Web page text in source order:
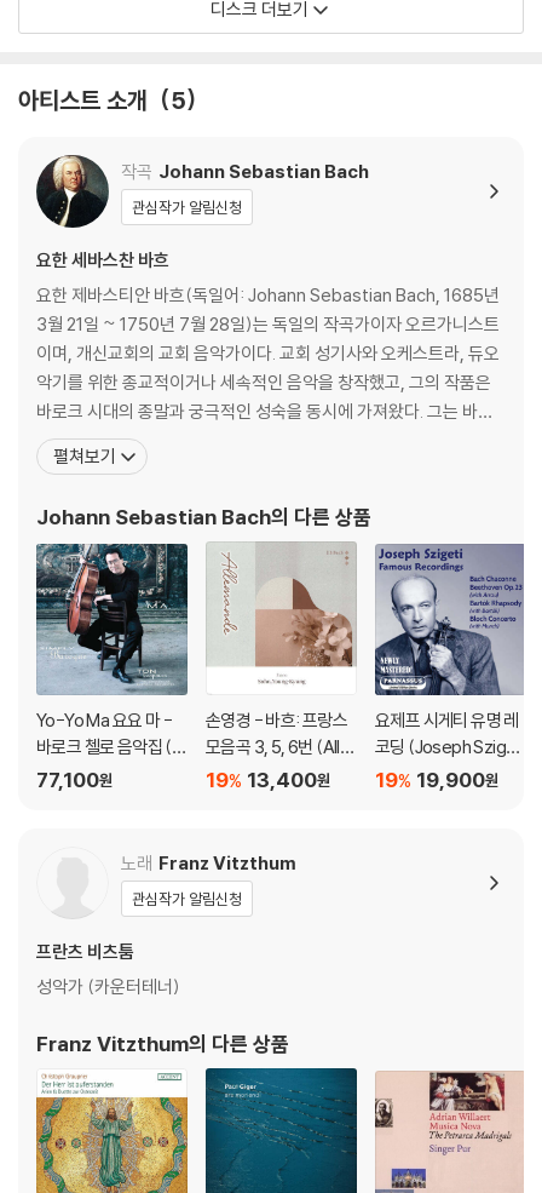
디스크 더보기
아티스트 소개 5
작곡 Johann Sebastian Bach
관심작가 알림신청
요한 세바스찬 바흐
요한 제바스티안 바흐(독일어: Johann Sebastian Bach, 1685년
3월 21일 ~ 1750년 7월 28일)는 독일의 작곡가이자 오르가니스트
이며, 개신교회의 교회 음악가이다. 교회 성기사와 오케스트라, 듀오
악기를 위한 종교적이거나 세속적인 음악을 창작했고, 그의 작품은
바로크 시대의 종말과 궁극적인 성숙을 동시에 가져왔다. 그는 바로
크 시대의 최후에 위치하는 대가로서, 일반적인 작품은 독일음악의
전통에 깊이 뿌리박고 있을 뿐 아니라, 그 위에 이탈리아나 프랑스의
였다. 종교적 작품은 기존 구교 음
펼쳐보기
Johann Sebastian Bach의 다른 상품
Yo-Yo Ma 요요 마 -
바로크 첼로 음악집 (Si
mply Baroque) [청록
77,100원
손영경 - 바흐: 프랑스
모음곡 3, 5, 6번 (Alle
mande)13,400원
19%
요제프 시게티 유명 레
코딩 (Joseph Szigeti
Famous Recording
19,900원
19%
노래 Franz Vitzthum
관심작가 알림신청
프란츠 비츠툼
성악가 (카운터테너)
Franz Vitzthum의 다른 상품